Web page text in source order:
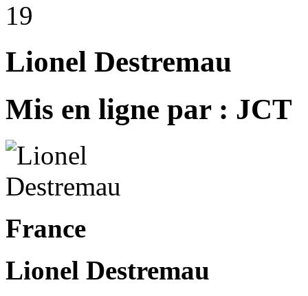
19
Lionel Destremau
Mis en ligne par : JCT
France
Lionel Destremau